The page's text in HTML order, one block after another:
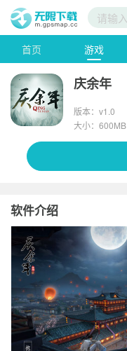
首页 游戏
庆余年
版本：v1.0
大小：600MB
软件介绍